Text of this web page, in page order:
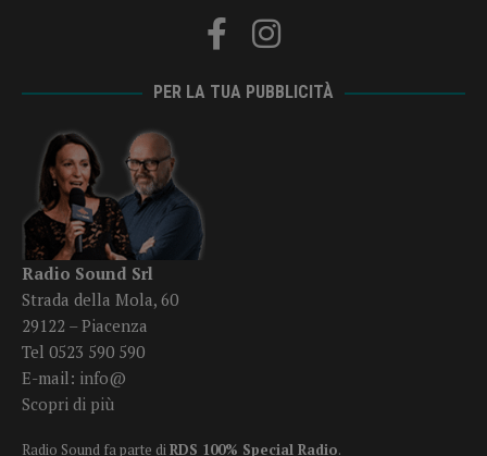
PER LA TUA PUBBLICITÀ
Radio Sound Srl
Strada della Mola, 60
29122 – Piacenza
Tel 0523 590 590
E-mail: info@
Scopri di più
Radio Sound fa parte diRDS 100% Special Radio.